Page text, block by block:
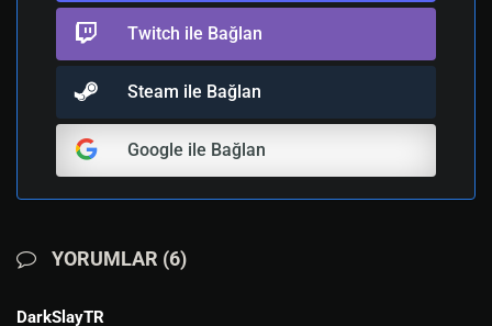
Twitch ile Bağlan
Steam ile Bağlan
Google ile Bağlan
YORUMLAR (6)
DarkSlayTR